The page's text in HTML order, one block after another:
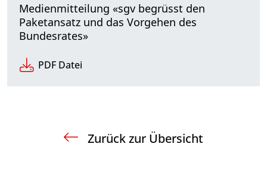
Medienmitteilung «sgv begrüsst den
Paketansatz und das Vorgehen des
Bundesrates»
PDF Datei
Zurück zur Übersicht